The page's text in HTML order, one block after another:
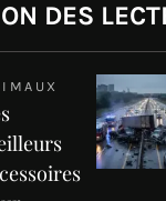
DES